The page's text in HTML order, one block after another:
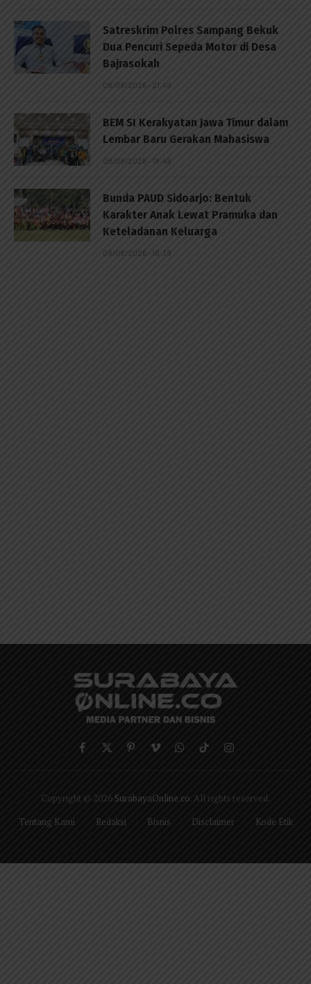
Satreskrim Polres Sampang Bekuk
Dua Pencuri Sepeda Motor di Desa
Bajrasokah
08/08/2026 - 21:48
BEM SI Kerakyatan Jawa Timur dalam
Lembar Baru Gerakan Mahasiswa
08/08/2026 - 18:48
Bunda PAUD Sidoarjo: Bentuk
Karakter Anak Lewat Pramuka dan
Keteladanan Keluarga
08/08/2026 - 18:39
Facebook
X
PinterestVimeoWhatsApp
TikTokInstagram
Copyright © 2026 SurabayaOnline.co . All rights reserved.
Tentang Kami
Redaksi Bisnis Disclaimer Kode Etik